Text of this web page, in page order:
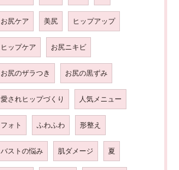
お尻ケア 美尻 ヒップアップ
ヒップケア お尻ニキビ
お尻のザラつき お尻の黒ずみ
愛されヒップづくり 人気メニュー
フォト ふわふわ 形整え
バストの悩み 肌ダメージ 夏